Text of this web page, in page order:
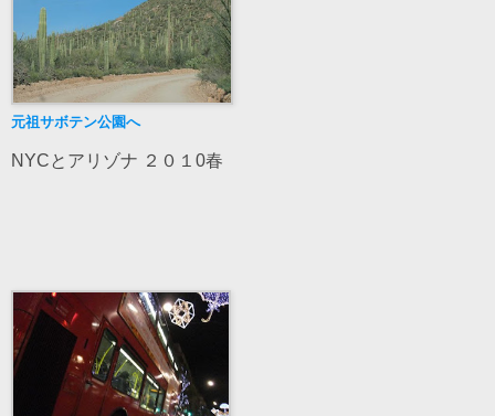
元祖サボテン公園へ
NYCとアリゾナ ２０１0春